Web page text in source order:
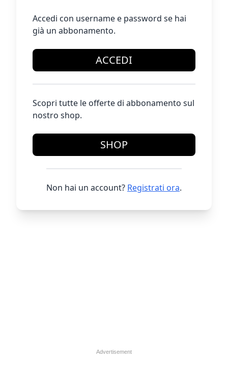
Accedi con username e password se hai
già un abbonamento.
ACCEDI
Scopri tutte le offerte di abbonamento sul
nostro shop.
SHOP
Non hai un account? Registrati ora.